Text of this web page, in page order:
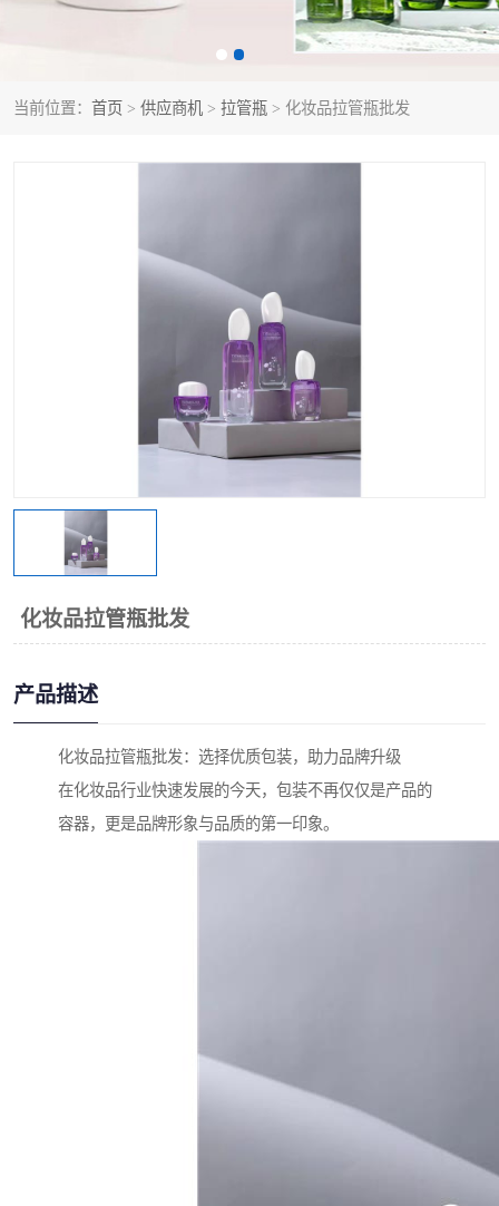
当前位置： 首页 > 供应商机 > 拉管瓶 > 化妆品拉管瓶批发
化妆品拉管瓶批发
产品描述
化妆品拉管瓶批发：选择优质包装，助力品牌升级
在化妆品行业快速发展的今天，包装不再仅仅是产品的
容器，更是品牌形象与品质的第一印象。